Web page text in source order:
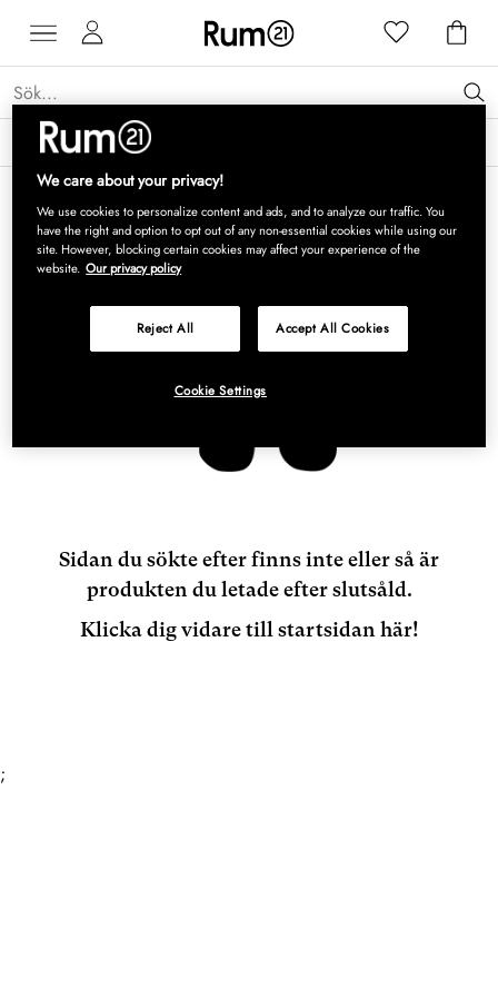
Få 15 % rabatt på Grythyttan Stålmöbler* →
Sidan du sökte efter finns inte eller så är
produkten du letade efter slutsåld.
Klicka dig vidare till startsidan här!
;
We care about your privacy!
We use cookies to personalize content and ads, and to analyze our traffic. You
have the right and option to opt out of any non-essential cookies while using our
site. However, blocking certain cookies may affect your experience of the
website. Our privacy policy
Reject All Accept All Cookies
Cookie Settings